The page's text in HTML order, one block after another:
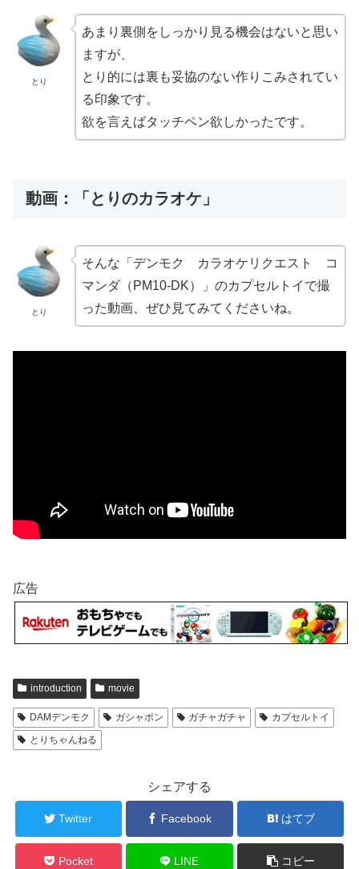
とり
あまり裏側をしっかり見る機会はないと思い
ますが、
とり的には裏も妥協のない作りこみされてい
る印象です。
欲を言えばタッチペン欲しかったです。
動画：「とりのカラオケ」
とり
そんな「デンモク カラオケリクエスト コ
マンダ（PM10-DK）」のカプセルトイで撮
った動画、ぜひ見てみてくださいね。
広告
introduction movie
DAMデンモク ガシャポン ガチャガチャ
カプセルトイ
とりちゃんねる
シェアする
Twitter Facebook はてブ
Pocket LINE コピー